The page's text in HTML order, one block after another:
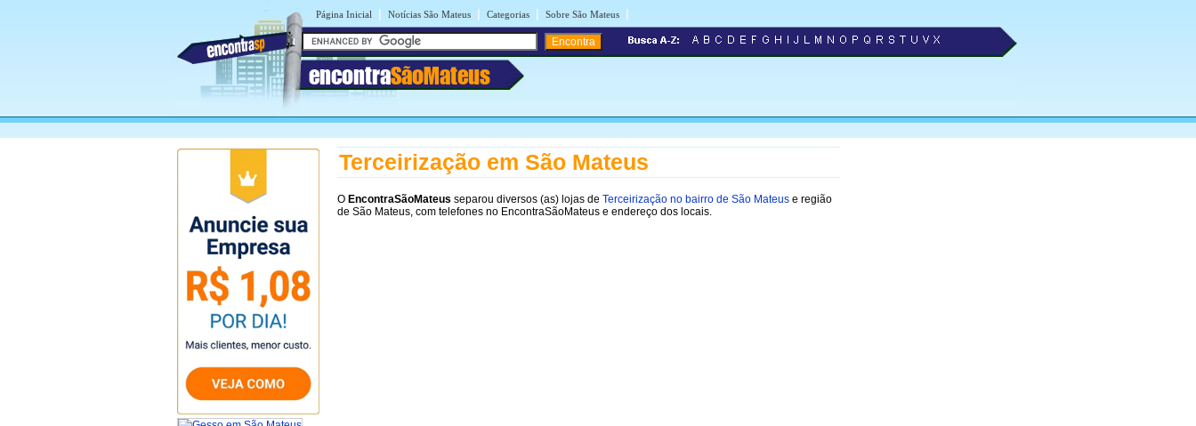
Página Inicial | Notícias São Mateus | Categorias | Sobre São Mateus |
encontraSãoMateus
Terceirização em São Mateus
O EncontraSãoMateus separou diversos (as) lojas de Terceirização no bairro de São Mateus e região
de São Mateus, com telefones no EncontraSãoMateus e endereço dos locais.